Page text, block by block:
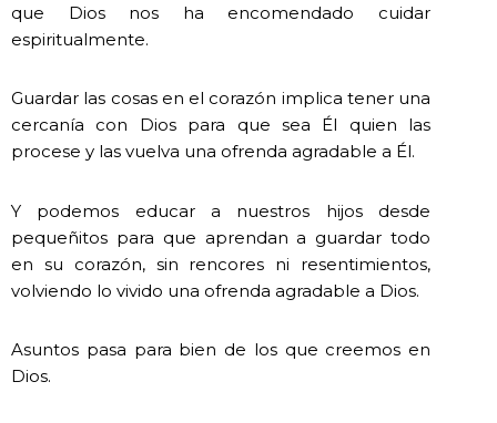
que Dios nos ha encomendado cuidar
espiritualmente.
Guardar las cosas en el corazón implica tener una
cercanía con Dios para que sea Él quien las
procese y las vuelva una ofrenda agradable a Él.
Y podemos educar a nuestros hijos desde
pequeñitos para que aprendan a guardar todo
en su corazón, sin rencores ni resentimientos,
volviendo lo vivido una ofrenda agradable a Dios.
Asuntos pasa para bien de los que creemos en
Dios.